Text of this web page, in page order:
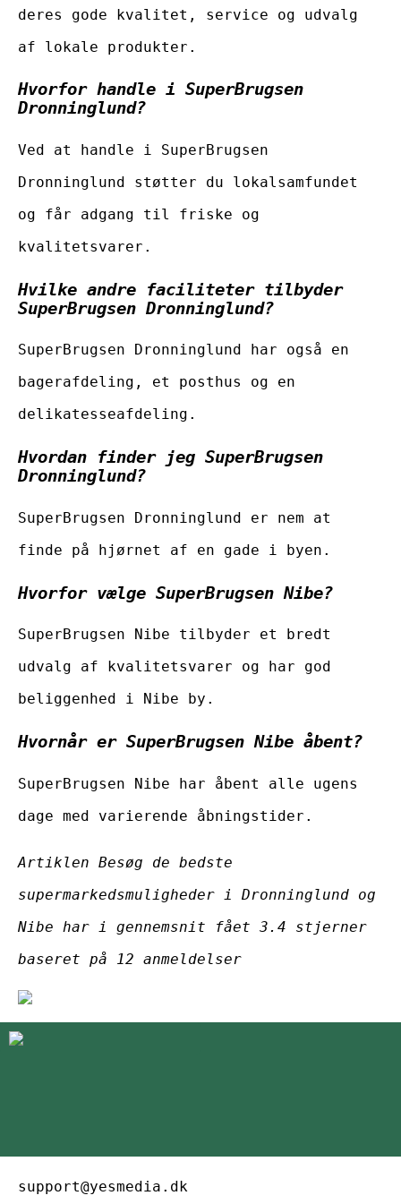
deres gode kvalitet, service og udvalg
af lokale produkter.
Hvorfor handle i SuperBrugsen
Dronninglund?
Ved at handle i SuperBrugsen
Dronninglund støtter du lokalsamfundet
og får adgang til friske og
kvalitetsvarer.
Hvilke andre faciliteter tilbyder
SuperBrugsen Dronninglund?
SuperBrugsen Dronninglund har også en
bagerafdeling, et posthus og en
delikatesseafdeling.
Hvordan finder jeg SuperBrugsen
Dronninglund?
SuperBrugsen Dronninglund er nem at
finde på hjørnet af en gade i byen.
Hvorfor vælge SuperBrugsen Nibe?
SuperBrugsen Nibe tilbyder et bredt
udvalg af kvalitetsvarer og har god
beliggenhed i Nibe by.
Hvornår er SuperBrugsen Nibe åbent?
SuperBrugsen Nibe har åbent alle ugens
dage med varierende åbningstider.
Artiklen Besøg de bedste
supermarkedsmuligheder i Dronninglund og
Nibe har i gennemsnit fået 3.4 stjerner
baseret på
12 anmeldelser
support@yesmedia.dk